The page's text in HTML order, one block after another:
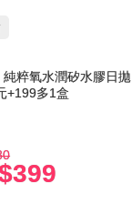
純粹氧水潤矽水膠日拋
+199多1盒